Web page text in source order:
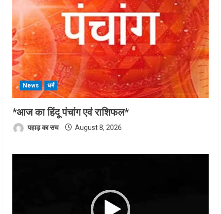
News धर्म
*आज का हिंदू पंचांग एवं राशिफल*
पहाड़ का सच August 8, 2026